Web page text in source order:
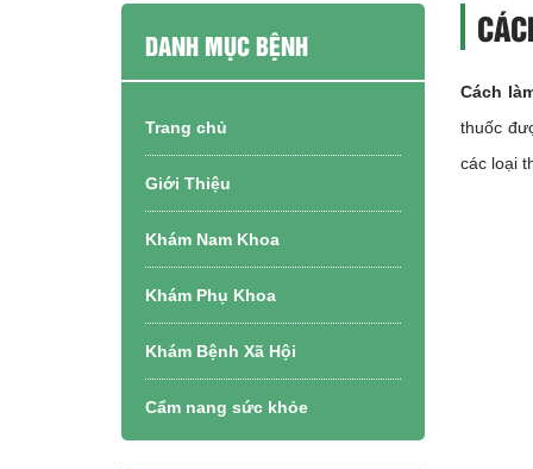
sảy thai?
DANH MỤC BỆNH
Trang chủ
Giới Thiệu
Khám Nam Khoa
Khám Phụ Khoa
Khám Bệnh Xã Hội
Cẩm nang sức khỏe
Cách
thuốc
các loại